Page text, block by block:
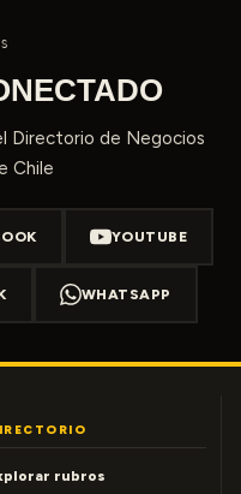
Directorio de Negocios
Chile
YOUTUBE
WHATSAPP
rubros